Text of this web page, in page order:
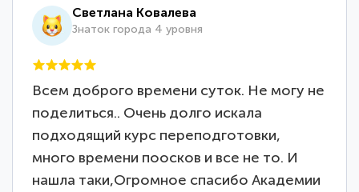
Светлана Ковалева
Знаток города 4 уровня
Всем доброго времени суток. Не могу не
поделиться.. Очень долго искала
подходящий курс переподготовки,
много времени поосков и все не то. И
нашла таки,Огромное спасибо Академии